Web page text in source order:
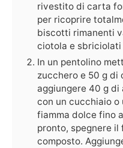
rivestito di carta
per ricoprire
biscotti rimanenti
ciotola e sbriciolati
In un pentolino
zucchero e 50 g di
aggiungere 40 g di
con un cucchiaio o
fiamma dolce fino
pronto, spegnere
composto.